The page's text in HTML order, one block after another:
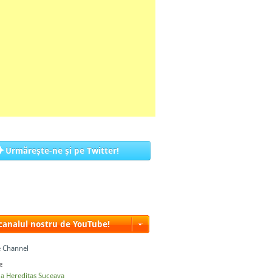
Urmărește-ne și pe Twitter!
nostru de YouTube!
Channel